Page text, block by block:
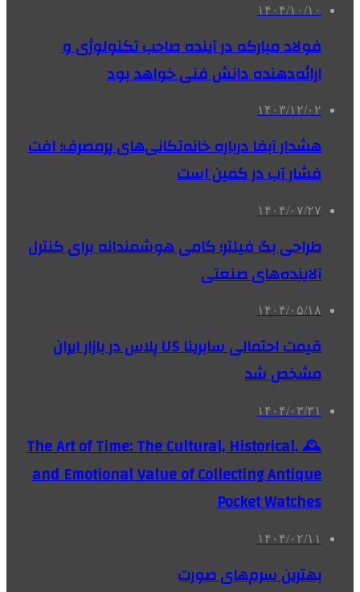
۱۴۰۴/۱۰/۱۰
فولاد مبارکه در آینده صاحب تکنولوژی و
ارائه‌دهنده دانش فنی خواهد بود
۱۴۰۳/۱۲/۰۲
هشدار آبفا درباره خانه‌تکانی‌های پرمصرف؛ افت
فشار آب در کمین است
۱۴۰۴/۰۷/۲۷
طراحی بگ فیلتر؛ گامی هوشمندانه برای کنترل
آلاینده‌های صنعتی
۱۴۰۴/۰۵/۱۸
قیمت احتمالی سابرینا U5 پلاس در بازار ایران
مشخص شد
۱۴۰۴/۰۳/۳۱
🕰️ The Art of Time: The Cultural, Historical,
and Emotional Value of Collecting Antique
Pocket Watches
۱۴۰۴/۰۲/۱۱
بهترین سرم‌های صورت